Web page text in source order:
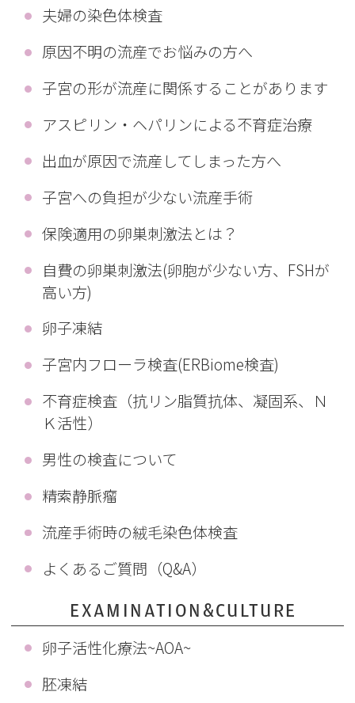
夫婦の染色体検査
原因不明の流産でお悩みの方へ
子宮の形が流産に関係することがあります
アスピリン・ヘパリンによる不育症治療
出血が原因で流産してしまった方へ
子宮への負担が少ない流産手術
保険適用の卵巣刺激法とは？
自費の卵巣刺激法(卵胞が少ない方、FSHが
高い方)
卵子凍結
子宮内フローラ検査(ERBiome検査)
不育症検査（抗リン脂質抗体、凝固系、Ｎ
Ｋ活性）
男性の検査について
精索静脈瘤
流産手術時の絨毛染色体検査
よくあるご質問（Q&A）
EXAMINATION&CULTURE
卵子活性化療法~AOA~
胚凍結